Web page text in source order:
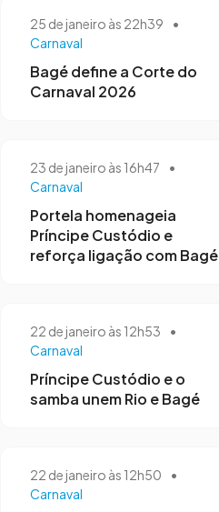
25 de janeiro às 22h39
•
Carnaval
Bagé define a Corte do
Carnaval 2026
23 de janeiro às 16h47
•
Carnaval
Portela homenageia
Príncipe Custódio e
reforça ligação com Bagé
22 de janeiro às 12h53
•
Carnaval
Príncipe Custódio e o
samba unem Rio e Bagé
22 de janeiro às 12h50
•
Carnaval